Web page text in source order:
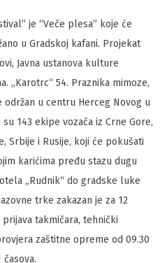
je “Veče plesa” koje će
u Gradskoj kafani. Projekat
Javna ustanova kulture
„Karotrc“ 54. Praznika mimoze,
održan u centru Herceg Novog u
143 ekipe vozača iz Crne Gore,
Srbije i Rusije, koji će pokušati
karićima pređu stazu dugu
„Rudnik“ do gradske luke
trke zakazan je za 12
takmičara, tehnički
zaštitne opreme od 09.30